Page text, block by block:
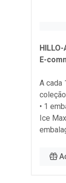
E-
A cada
coleção
• 1
Ice